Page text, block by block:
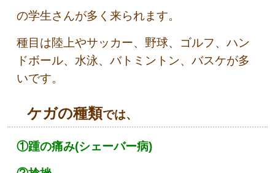
の学生さんが多く来られます。
種目は陸上やサッカー、野球、ゴルフ、ハン
ドボール、水泳、バトミントン、バスケが多
いです。
ケガの種類では、
①踵の痛み(シェーバー病)